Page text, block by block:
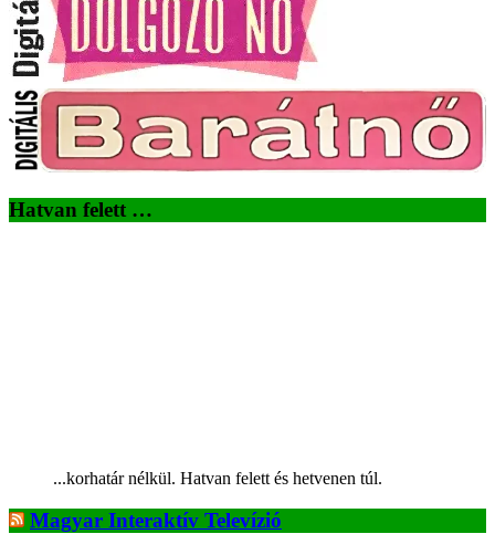
Hatvan felett …
...korhatár nélkül. Hatvan felett és hetvenen túl.
Magyar Interaktív Televízió